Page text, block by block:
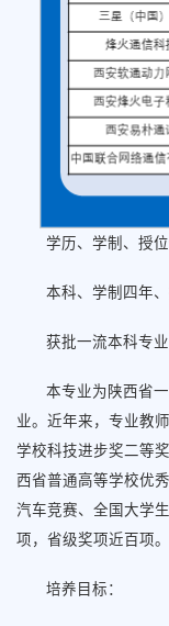
学历、学制、授位
本科、学制四年
获批一流本科专
本专业为陕西省
业。近年来，专业教
学校科技进步奖二等
西省普通高等学校优
汽车竞赛、全国大学
项，省级奖项近百项。
培养目标：